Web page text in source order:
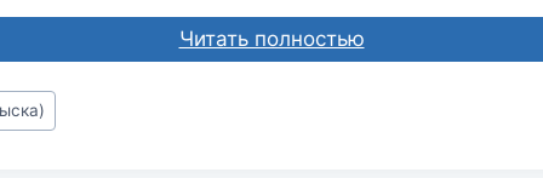
Читать полностью